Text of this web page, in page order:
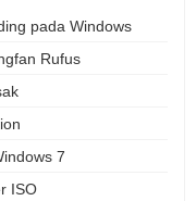
pada Windows
Rufus
7
ISO